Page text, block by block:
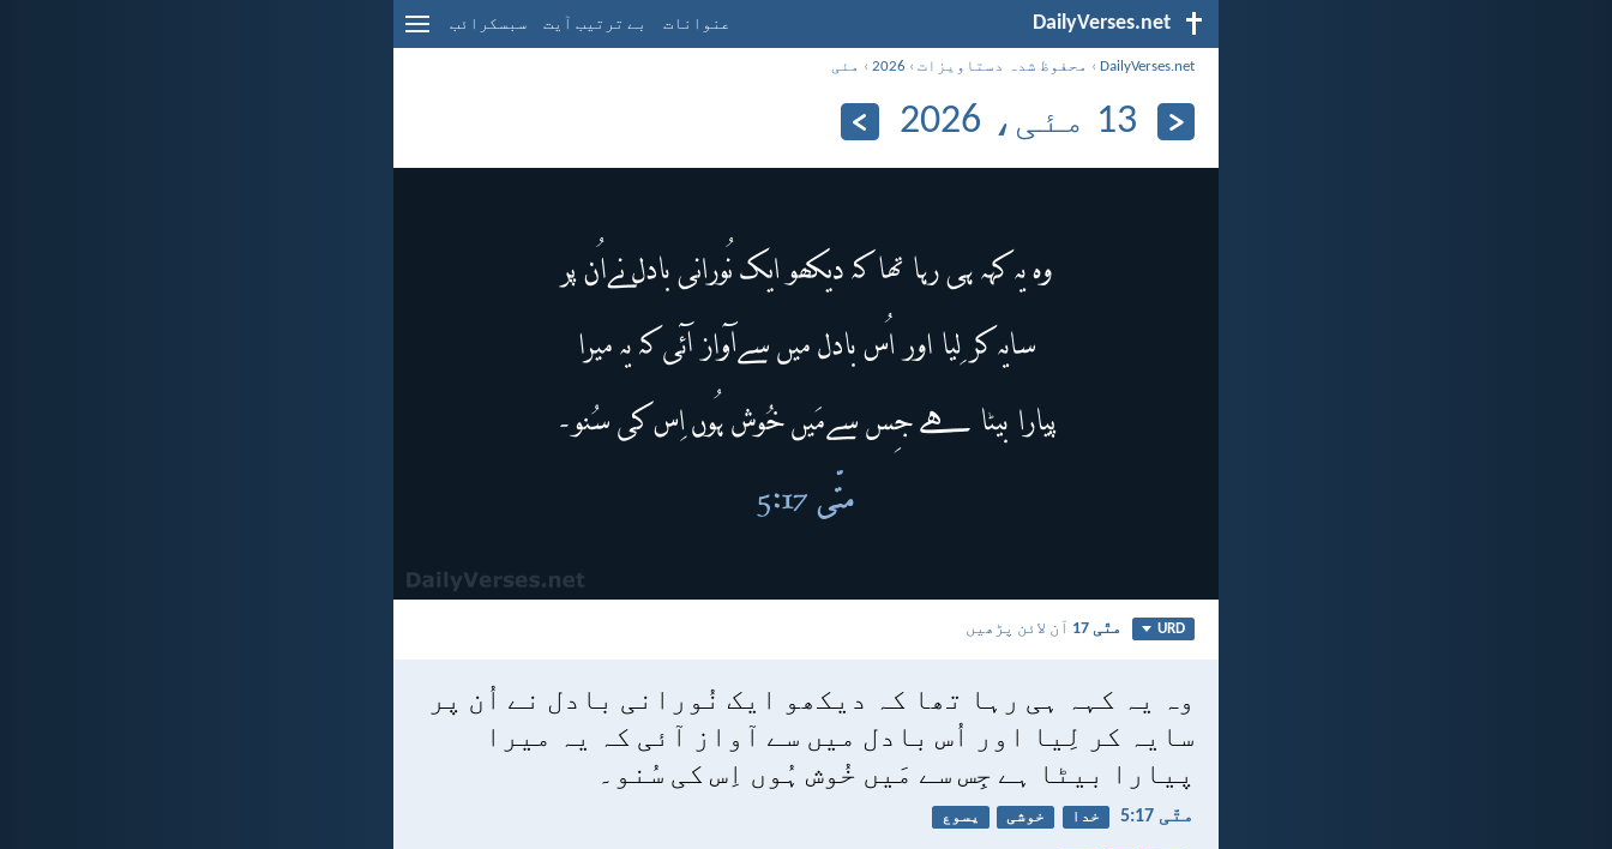
DailyVerses.net عنوانات بے ترتیب آیت سبسکرائب
DailyVerses.net
› محفوظ شدہ دستاویزات ›
2026
› مئی
13 مئی، 2026
URD متّی 17 آن لائن پڑھیں
وہ یہ کہہ ہی رہا تھا کہ دیکھو ایک نُورانی بادل نے اُن پر
سایہ کر لِیا اور اُس بادل میں سے آواز آئی کہ یہ میرا
پیارا بیٹا ہے جِس سے مَیں خُوش ہُوں اِس کی سُنو۔
متّی 17:‏5 خدا خوشی یسوع